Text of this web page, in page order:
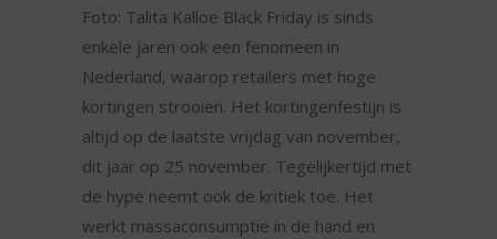
Foto: Talita Kalloe Black Friday is sinds
enkele jaren ook een fenomeen in
Nederland, waarop retailers met hoge
kortingen strooien. Het kortingenfestijn is
altijd op de laatste vrijdag van november,
dit jaar op 25 november. Tegelijkertijd met
de hype neemt ook de kritiek toe. Het
werkt massaconsumptie in de hand en